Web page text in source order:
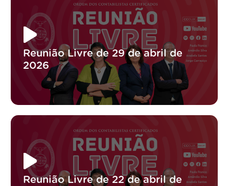
Reunião Livre de 29 de abril de
2026
Reunião Livre de 22 de abril de